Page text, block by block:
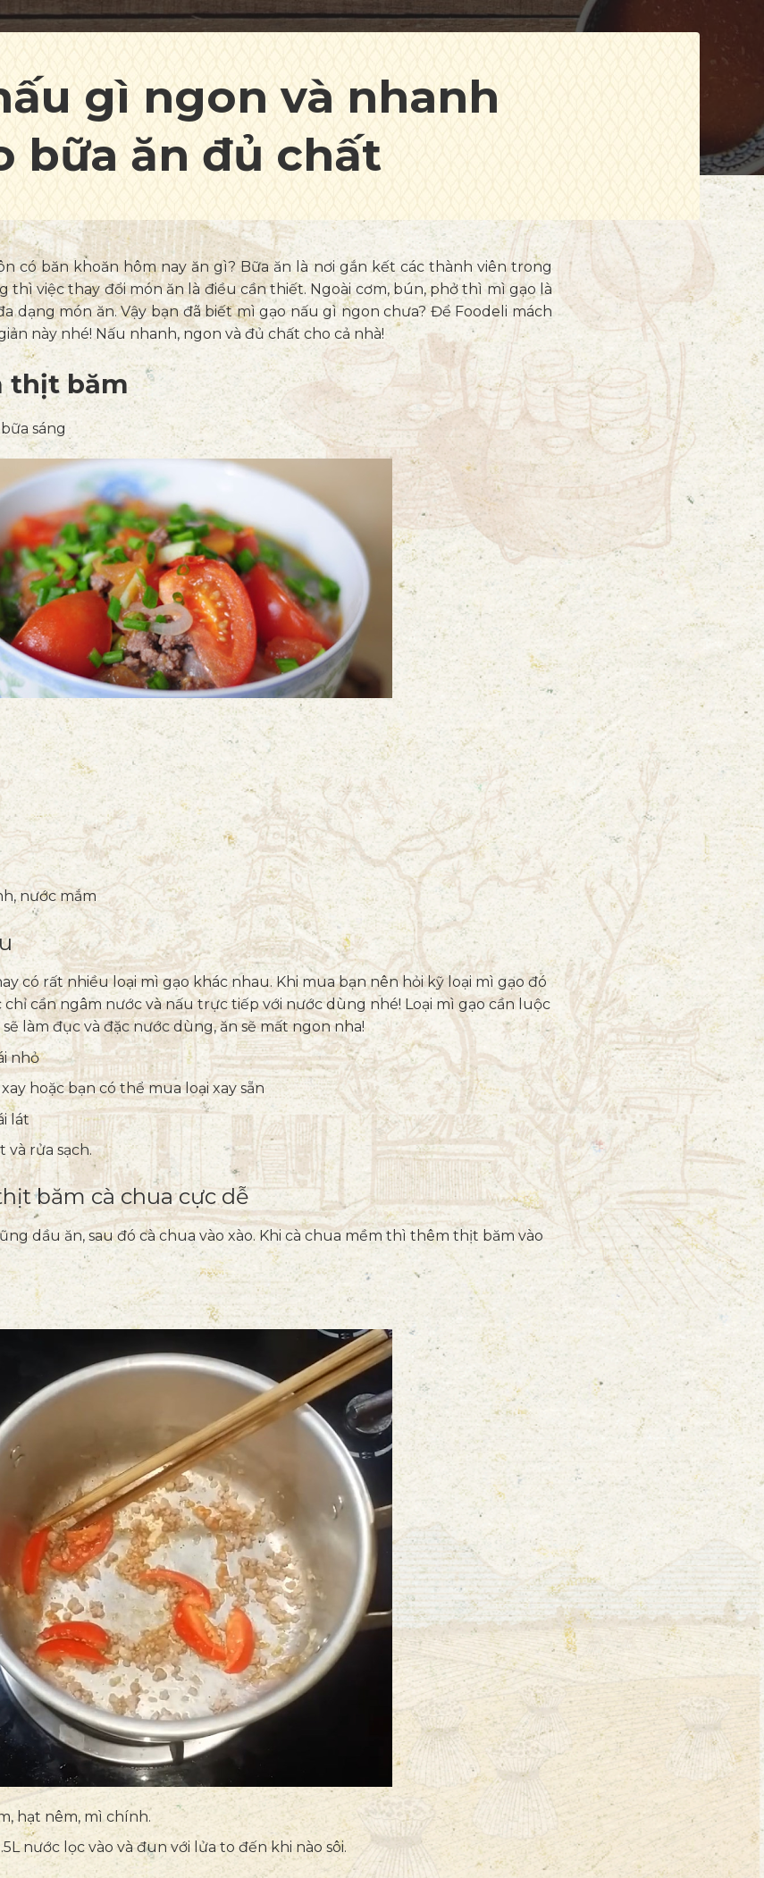
gì ngon và nhanh
bữa ăn đủ chất
có băn khoăn hôm nay ăn gì? Bữa ăn là nơi gắn kết các thành viên trong
thì việc thay đổi món ăn là điều cần thiết. Ngoài cơm, bún, phở thì mì gạo là
dạng món ăn. Vậy bạn đã biết mì gạo nấu gì ngon chưa? Để Foodeli mách
này nhé! Nấu nhanh, ngon và đủ chất cho cả nhà!
thịt băm
sáng
nước mắm
có rất nhiều loại mì gạo khác nhau. Khi mua bạn nên hỏi kỹ loại mì gạo đó
cần ngâm nước và nấu trực tiếp với nước dùng nhé! Loại mì gạo cần luộc
làm đục và đặc nước dùng, ăn sẽ mất ngon nha!
nhỏ
hoặc bạn có thể mua loại xay sẵn
lát
và rửa sạch.
băm cà chua cực dễ
dầu ăn, sau đó cà chua vào xào. Khi cà chua mềm thì thêm thịt băm vào
hạt nêm, mì chính.
nước lọc vào và đun với lửa to đến khi nào sôi.